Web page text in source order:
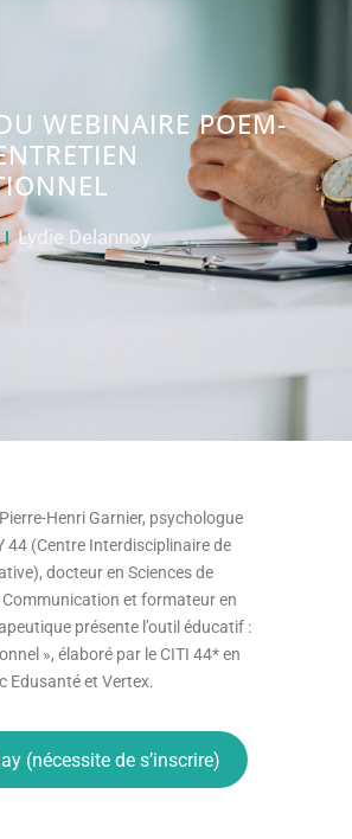
WEBINAIRE POEM-
Lydie Delannoy
Henri Garnier, psychologue
44 (Centre Interdisciplinaire de
docteur en Sciences de
Communication et formateur en
présente l’outil éducatif :
», élaboré par le CITI 44* en
Edusanté et Vertex.
(nécessite de s’inscrire)